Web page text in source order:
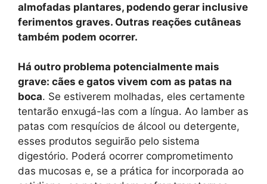
almofadas plantares, podendo gerar inclusive
ferimentos graves. Outras reações cutâneas
também podem ocorrer.
Há outro problema potencialmente mais
grave: cães e gatos vivem com as patas na
boca. Se estiverem molhadas, eles certamente
tentarão enxugá-las com a língua. Ao lamber as
patas com resquícios de álcool ou detergente,
esses produtos seguirão pelo sistema
digestório. Poderá ocorrer comprometimento
das mucosas e, se a prática for incorporada ao